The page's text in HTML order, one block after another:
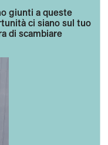
giunti a queste
ci siano sul tuo
di scambiare